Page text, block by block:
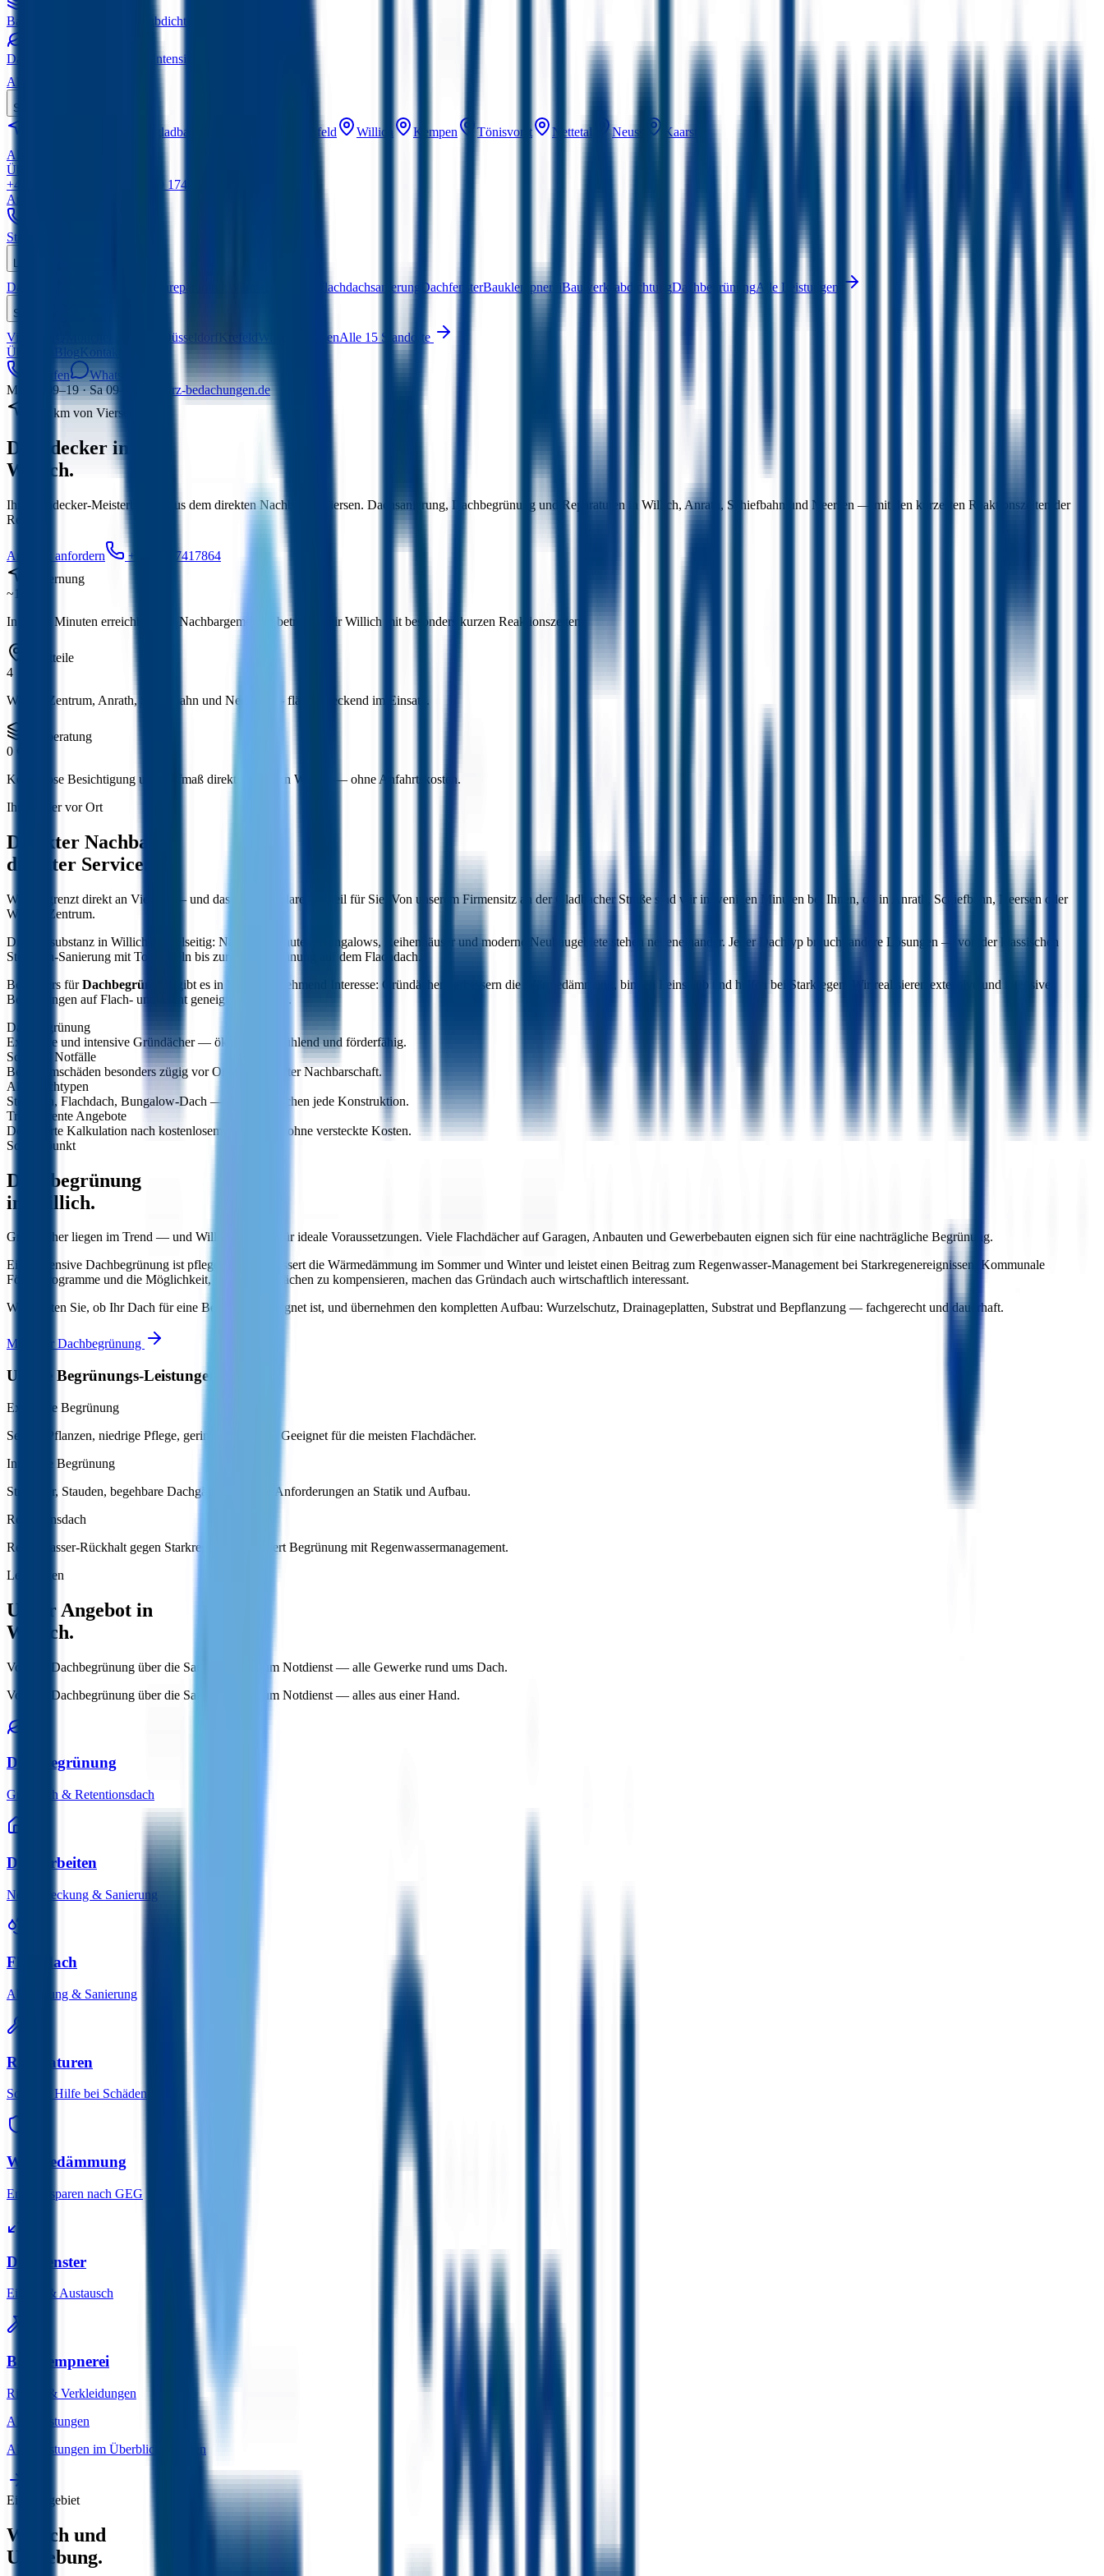
Bauwerksabdichtung Kellerabdichtung nach DIN
Dachbegrünung
Extensiv & Intensiv
Alle Leistungen
Standorte
Mönchengladbach Krefeld Willich Kempen Tönisvorst Nettetal Neuss
Kaarst
Alle 15 Standorte
Über uns
+49 2162 5471060
+49 174 7417864
Anfrage senden
Startseite
Leistungen
Dacharbeiten Dachreparaturen Flachdachsanierung DachfensterBauklempnereiBauwerksabdichtungDachbegrünungAlle Leistungen
Standorte
Viersen Düsseldorf Krefeld Willich KempenAlle 15 Standorte
Über uns
Blog Kontakt
Anrufen
WhatsApp
Mo–Fr 09–19 · Sa 09–15
info@rz-bedachungen.de
~10 km von Viersen
Dachdecker in
Willich.
Ihr Dachdecker-Meisterbetrieb aus dem direkten Nachbarort Viersen. Dachsanierung, Dachbegrünung und Reparaturen in Willich, Anrath, Schiefbahn und Neersen — mit den kürzesten Reaktionszeiten der
Region.
Angebot anfordern
+49 174 7417864
Entfernung
~10 km
In 15-20 Minuten erreichbar. Als Nachbargemeinde betreuen wir Willich mit besonders kurzen Reaktionszeiten.
Stadtteile
4
Willich-Zentrum, Anrath, Schiefbahn und Neersen — flächendeckend im Einsatz.
Erstberatung
0 €
Kostenlose Besichtigung und Aufmaß direkt vor Ort in Willich — ohne Anfahrtskosten.
Ihr Partner vor Ort
Direkter Nachbar,
direkter Service.
Willich grenzt direkt an Viersen — und das ist unser klarer Vorteil für Sie. Von unserem Firmensitz an der Gladbacher Straße sind wir in wenigen Minuten bei Ihnen, ob in Anrath, Schiefbahn, Neersen oder
Willich-Zentrum.
Die Bausubstanz in Willich ist vielseitig: Nachkriegsbauten, Bungalows, Reihenhäuser und moderne Neubaugebiete stehen nebeneinander. Jeder Dachtyp braucht andere Lösungen — von der klassischen
Steildach-Sanierung mit Tonziegeln bis zur Dachbegrünung auf dem Flachdach.
Besonders fürDachbegrünung
gibt es in Willich zunehmend Interesse: Gründächer verbessern die Wärmedämmung, binden Feinstaub und helfen bei Starkregen. Wir realisieren extensive und intensive
Begrünungen auf Flach- und leicht geneigten Dächern.
Dachbegrünung
Extensive und intensive Gründächer — ökologisch, kühlend und förderfähig.
Schnelle Notfälle
Bei Sturmschäden besonders zügig vor Ort dank direkter Nachbarschaft.
Alle Dachtypen
Steildach, Flachdach, Bungalow-Dach — wir beherrschen jede Konstruktion.
Transparente Angebote
Detaillierte Kalkulation nach kostenlosem Aufmaß — ohne versteckte Kosten.
Schwerpunkt
Dachbegrünung
in Willich.
Gründächer liegen im Trend — und Willich bietet dafür ideale Voraussetzungen. Viele Flachdächer auf Garagen, Anbauten und Gewerbebauten eignen sich für eine nachträgliche Begrünung.
Eine extensive Dachbegrünung ist pflegeleicht, verbessert die Wärmedämmung im Sommer und Winter und leistet einen Beitrag zum Regenwasser-Management bei Starkregenereignissen. Kommunale
Förderprogramme und die Möglichkeit, versiegelte Flächen zu kompensieren, machen das Gründach auch wirtschaftlich interessant.
Wir beraten Sie, ob Ihr Dach für eine Begrünung geeignet ist, und übernehmen den kompletten Aufbau: Wurzelschutz, Drainageplatten, Substrat und Bepflanzung — fachgerecht und dauerhaft.
Mehr zur Dachbegrünung
Unsere Begrünungs-Leistungen
Extensive Begrünung
Sedum-Pflanzen, niedrige Pflege, geringes Gewicht. Geeignet für die meisten Flachdächer.
Intensive Begrünung
Sträucher, Stauden, begehbare Dachgärten. Höhere Anforderungen an Statik und Aufbau.
Retentionsdach
Regenwasser-Rückhalt gegen Starkregen. Kombiniert Begrünung mit Regenwassermanagement.
Leistungen
Unser Angebot in
Willich.
Von der Dachbegrünung über die Sanierung bis zum Notdienst — alle Gewerke rund ums Dach.
Von der Dachbegrünung über die Sanierung bis zum Notdienst — alles aus einer Hand.
Dachbegrünung
Gründach & Retentionsdach
Dacharbeiten
Neueindeckung & Sanierung
Flachdach
Abdichtung & Sanierung
Reparaturen
Schnelle Hilfe bei Schäden
Wärmedämmung
Energie sparen nach GEG
Dachfenster
Einbau & Austausch
Bauklempnerei
Rinnen & Verkleidungen
Alle Leistungen
Alle Leistungen im Überblick ansehen
Einzugsgebiet
Willich und
Umgebung.